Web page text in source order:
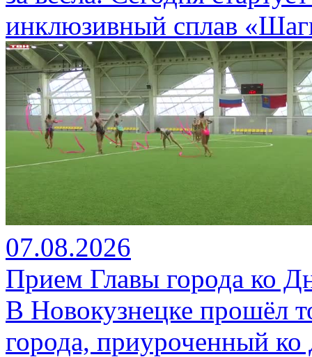
инклюзивный сплав
07.08.2026
Прием Главы города ко
В Новокузнецке прошёл
города, приуроченный